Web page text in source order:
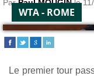
ParPaul MOUGINle
WTA - ROME
Le premier tour